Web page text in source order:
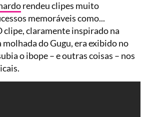
rendeu clipes muito
memoráveis como...
clipe, claramente inspirado na
do Gugu, era exibido no
o ibope – e outras coisas – nos